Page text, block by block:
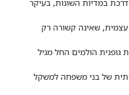
במדיות השונות, בעיקר
עצמית, שאינה קשורה רק
גופנית הולמים החל מגיל
של בני משפחה למשקל